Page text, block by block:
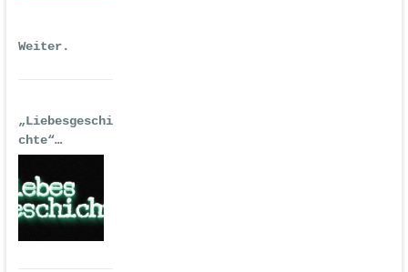
Weiter.
„Liebesgeschi
chte“
| Erstausgabe
2016 als
Hörspiel